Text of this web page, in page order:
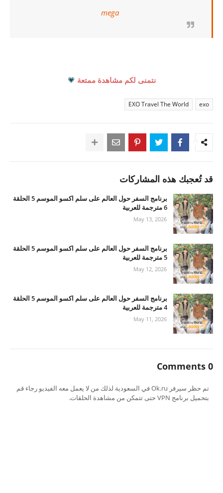
mega
نتمنى لكم مشاهدة ممتعة 💗
exo
EXO Travel The World
قد تُعجبك هذه المشاركات
برنامج السفر حول العالم على سلم اكسو الموسم 5 الحلقة
6 مترجمة للعربية
May 13, 2026
برنامج السفر حول العالم على سلم اكسو الموسم 5 الحلقة
5 مترجمة للعربية
May 12, 2026
برنامج السفر حول العالم على سلم اكسو الموسم 5 الحلقة
4 مترجمة للعربية
May 11, 2026
0 Comments
تم حظر سيرفر Ok.ru في السعودية لذلك من لا يعمل معه الفيديو رجاء قم
بتحميل برنامج VPN حتى تتمكن من مشاهدة الحلقات.